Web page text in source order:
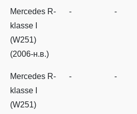
Mercedes R-
klasse I
(W251)
(2006-н.в.)
- -
Mercedes R-
klasse I
(W251)
- -